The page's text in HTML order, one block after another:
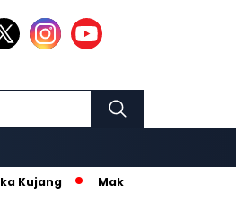
Makmur Hidayat dan